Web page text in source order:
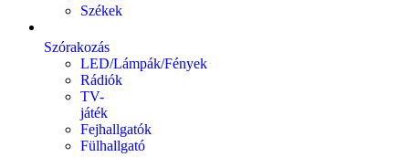
Székek
Szórakozás
LED/Lámpák/Fények
Rádiók
TV-
játék
Fejhallgatók
Fülhallgató